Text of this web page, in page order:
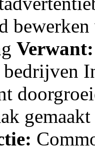
Verwant: